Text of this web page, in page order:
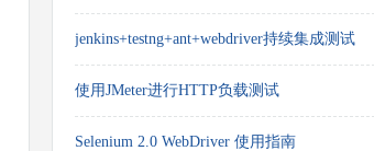
jenkins+testng+ant+webdriver持续集成测试
使用JMeter进行HTTP负载测试
Selenium 2.0 WebDriver 使用指南